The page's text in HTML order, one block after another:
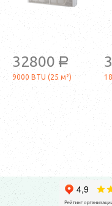
32800 a
9000 BTU (25 м²)